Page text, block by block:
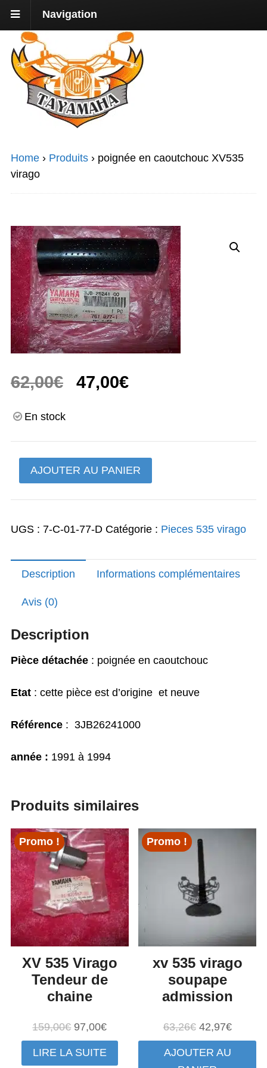
Navigation
Home › Produits › poignée en caoutchouc XV535
virago
Promo !
62,00€
Le
était :
62,00€.
47,00€Le
est :
47,00€.
En stock
quantité
de
poignée
caoutchouc
virago
AJOUTER AU PANIER
UGS : 7-C-01-77-D Catégorie : Pieces 535 virago
Description Informations complémentaires
Avis (0)
Description
Pièce détachée : poignée en caoutchouc
Etat : cette pièce est d’origine et neuve
Référence : 3JB26241000
année : 1991 à 1994
Produits similaires
Promo !
XV 535 Virago
Tendeur de
chaine
159,00€ Le
prix
initial
97,00€Le
prix
actuel
LIRE LA SUITE
Promo !
xv 535 virago
soupape
admission
63,26€ Le
prix
initial
42,97€Le
prix
AJOUTER AU